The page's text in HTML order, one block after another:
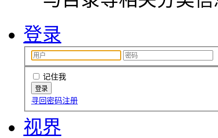
登录
记住我
寻回密码注册
视界